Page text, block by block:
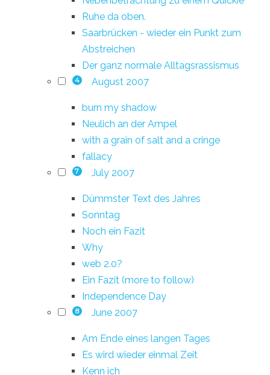
Ruhe da oben.
Saarbrücken - wieder ein Punkt zum
Abstreichen
Der ganz normale Alltagsrassismus
4 August 2007
burn my shadow
Neulich an der Ampel
with a grain of salt and a cringe
fallacy
7 July 2007
Dümmster Text des Jahres
Sonntag
Noch ein Fazit
Why
web 2.0?
Ein Fazit (more to follow)
Independence Day
8 June 2007
Am Ende eines langen Tages
Es wird wieder einmal Zeit
Kenn ich